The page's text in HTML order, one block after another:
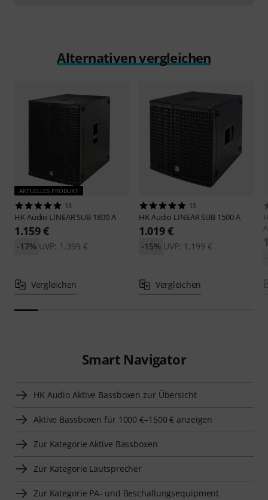
Alternativen vergleichen
AKTUELLES PRODUKT
15
HK Audio LINEAR SUB 1800 A
1.159 €
UVP: 1.399 €
-17%
Vergleichen
15
HK Audio LINEAR SUB 1500 A
1.019 €
UVP: 1.199 €
-15%
Vergleichen
A
Smart Navigator
HK Audio Aktive Bassboxen zur Übersicht
Aktive Bassboxen für 1000 €–1500 € anzeigen
Zur Kategorie Aktive Bassboxen
Zur Kategorie Lautsprecher
Zur Kategorie PA- und Beschallungsequipment